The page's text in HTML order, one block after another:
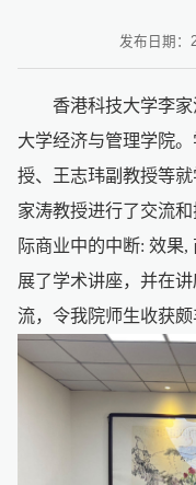
发布日期：
香港科技大学李家
大学经济与管理学院
授、王志玮副教授等
家涛教授进行了交流
际商业中的中断: 效果
展了学术讲座，并在
流，令我院师生收获颇